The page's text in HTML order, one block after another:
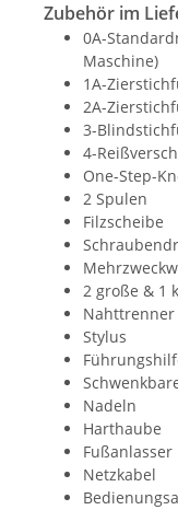
Zubehör im
0A-
Maschine)
1A-
2A-
3-
4-
One-Step-
2 Spulen
Filzscheibe
2 große & 1
Nahttrenner
Stylus
Nadeln
Harthaube
Fußanlasser
Netzkabel